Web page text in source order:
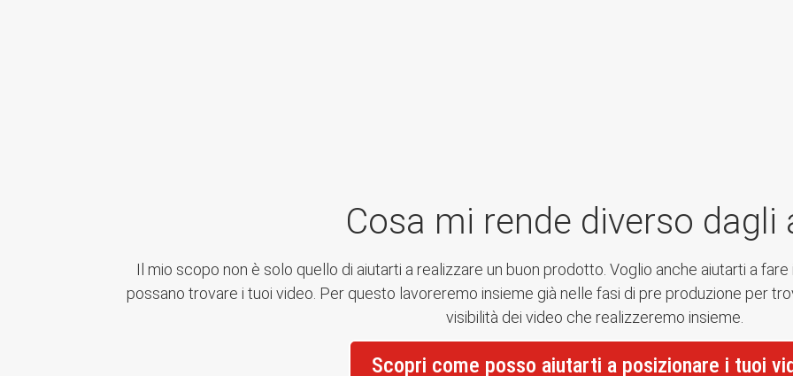
Cosa mi rende diverso dagli
Il mio scopo non è solo quello di aiutarti a realizzare un buon prodotto. Voglio anche aiutarti a
possano trovare i tuoi video. Per questo lavoreremo insieme già nelle fasi di pre produzione per
visibilità dei video che realizzeremo insieme.
Scopri come posso aiutarti a posizionare i tuoi